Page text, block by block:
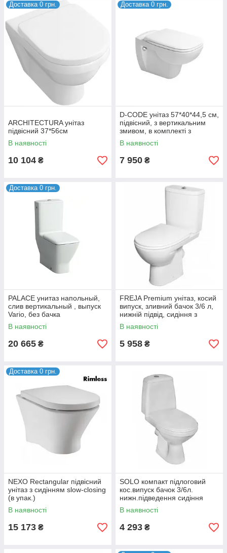
Доставка 0 грн.
ARCHITECTURA унітаз
підвісний 37*56см
В наявності
10 104 ₴
Доставка 0 грн.
D-CODE унітаз 57*40*44,5 см,
підвісний, з вертикальним
змивом, в комплекті з
сидінням slow-closing
В наявності
7 950 ₴
Доставка 0 грн.
PALACE унитаз напольный,
слив вертикальный , выпуск
Vario, без бачка
В наявності
20 665 ₴
FREJA Premium унітаз, косий
випуск, зливний бачок 3/6 л,
нижній підвід, сидіння з
кришкою Duroplast Soft-close
В наявності
5 958 ₴
Доставка 0 грн.
NEXO Rectangular підвісний
унітаз з сидінням slow-closing
(в упак.)
В наявності
15 173 ₴
SOLO компакт підлоговий
кос.випуск бачок 3/6л.
нижн.підведення сидіння
м'яке (укр.)
В наявності
4 293 ₴